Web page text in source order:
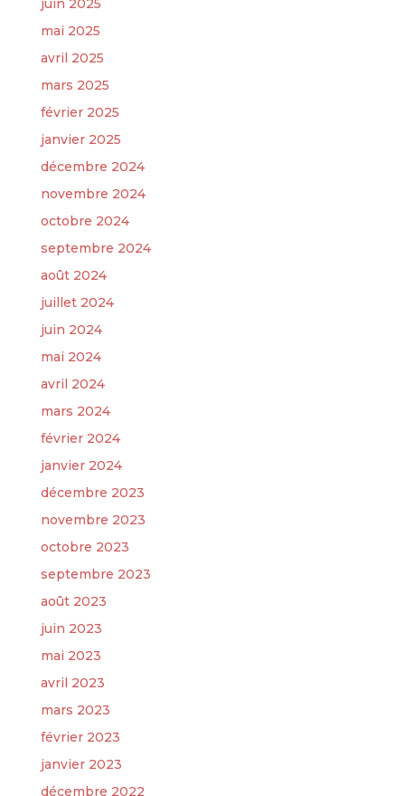
juin 2025
mai 2025
avril 2025
mars 2025
février 2025
janvier 2025
décembre 2024
novembre 2024
octobre 2024
septembre 2024
août 2024
juillet 2024
juin 2024
mai 2024
avril 2024
mars 2024
février 2024
janvier 2024
décembre 2023
novembre 2023
octobre 2023
septembre 2023
août 2023
juin 2023
mai 2023
avril 2023
mars 2023
février 2023
janvier 2023
décembre 2022